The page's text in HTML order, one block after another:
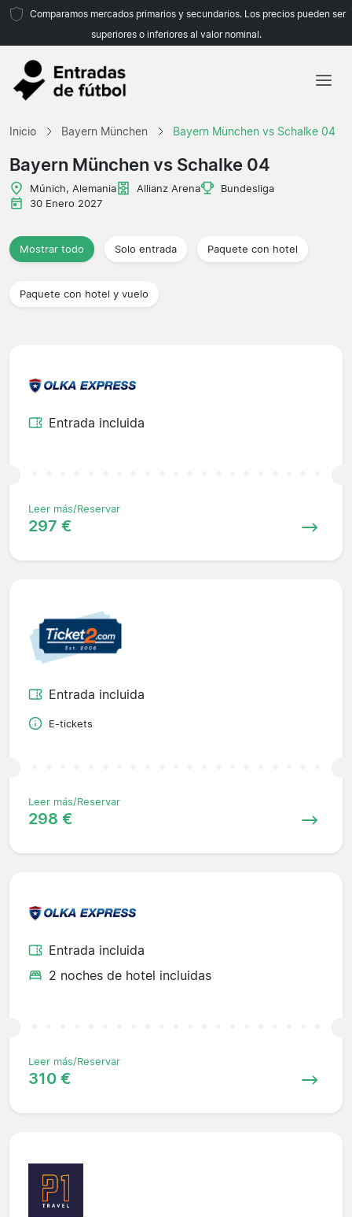
Comparamos mercados primarios y secundarios. Los precios pueden ser
superiores o inferiores al valor nominal.
Inicio Bayern München Bayern München vs Schalke 04
Bayern München vs Schalke 04
Múnich, Alemania Allianz Arena
Bundesliga
30 Enero 2027
Mostrar todo Solo entrada Paquete con hotel
Paquete con hotel y vuelo
Entrada incluida
Leer más/Reservar
297 €
Entrada incluida
E-tickets
Leer más/Reservar
298 €
Entrada incluida
2 noches de hotel incluidas
Leer más/Reservar
310 €